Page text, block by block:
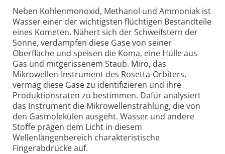
Neben Kohlenmonoxid, Methanol und Ammoniak ist
Wasser einer der wichtigsten flüchtigen Bestandteile
eines Kometen. Nähert sich der Schweifstern der
Sonne, verdampfen diese Gase von seiner
Oberfläche und speisen die Koma, eine Hülle aus
Gas und mitgerissenem Staub. Miro, das
Mikrowellen-Instrument des Rosetta-Orbiters,
vermag diese Gase zu identifizieren und ihre
Produktionsraten zu bestimmen. Dafür analysiert
das Instrument die Mikrowellenstrahlung, die von
den Gasmolekülen ausgeht. Wasser und andere
Stoffe prägen dem Licht in diesem
Wellenlängenbereich charakteristische
Fingerabdrücke auf.